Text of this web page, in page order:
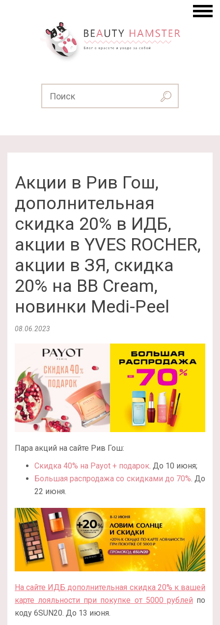
Акции в Рив Гош,
дополнительная
скидка 20% в ИДБ,
акции в YVES ROCHER,
акции в ЗЯ, скидка
20% на BB Cream,
новинки Medi-Peel
08.06.2023
Пара акций на сайте Рив Гош:
Скидка 40% на Payot + подарок. До 10 июня;
Большая распродажа со скидками до 70%. До
22 июня.
На сайте ИДБ дополнительная скидка 20% к вашей
карте лояльности при покупке от 5000 рублей по
коду 6SUN20. До 13 июня.